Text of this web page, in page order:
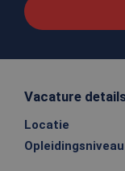
Vacature
Locatie
Opleidingsniveau